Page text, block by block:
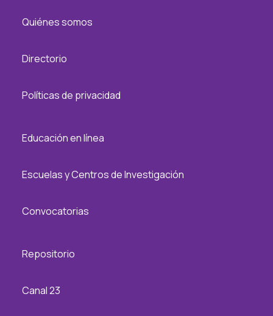
Quiénes somos
Directorio
Políticas de privacidad
Educación en línea
Escuelas y Centros de Investigación
Convocatorias
Repositorio
Canal 23